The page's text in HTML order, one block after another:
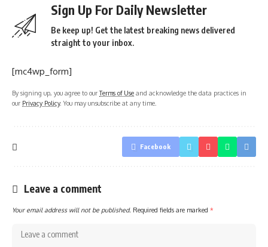
Sign Up For Daily Newsletter
Be keep up! Get the latest breaking news delivered
straight to your inbox.
[mc4wp_form]
By signing up, you agree to ourTerms of Use and acknowledge the data practices in
our Privacy Policy. You may unsubscribe at any time.
Facebook
Leave a comment
Your email address will not be published. Required fields are marked *